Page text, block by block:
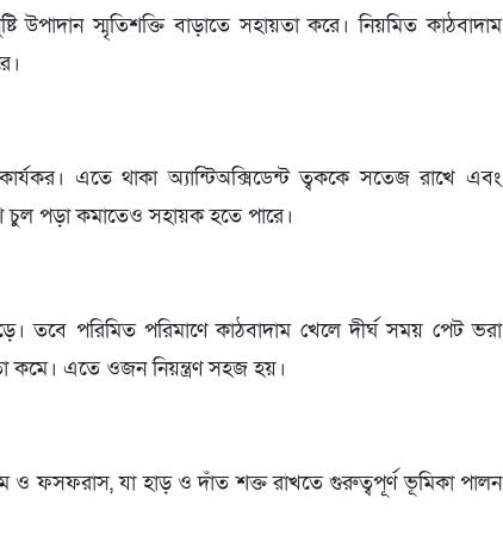
উপাদান স্মৃতিশক্তি বাড়াতে সহায়তা করে। নিয়মিত কাঠবাদাম
এতে থাকা অ্যান্টিঅক্সিডেন্ট ত্বককে সতেজ রাখে এবং
চুল পড়া কমাতেও সহায়ক হতে পারে।
তবে পরিমিত পরিমাণে কাঠবাদাম খেলে দীর্ঘ সময় পেট ভরা
কমে। এতে ওজন নিয়ন্ত্রণ সহজ হয়।
ও ফসফরাস, যা হাড় ও দাঁত শক্ত রাখতে গুরুত্বপূর্ণ ভূমিকা পালন